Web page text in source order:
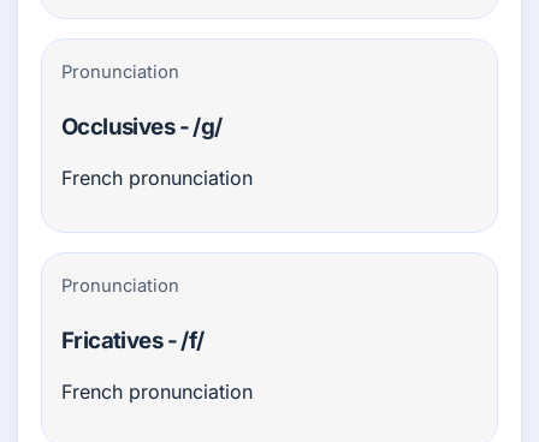
Pronunciation
Occlusives - /g/
French pronunciation
Pronunciation
Fricatives - /f/
French pronunciation